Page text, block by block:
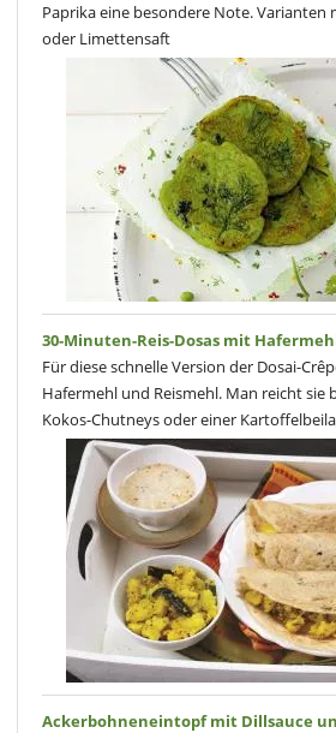
Paprika eine besondere Note. Varianten
oder Limettensaft
30-Minuten-Reis-Dosas mit
Für diese schnelle Version der Dosai-
Hafermehl und Reismehl. Man reicht sie
Kokos-Chutneys oder einer
Ackerbohneneintopf mit Dillsauce